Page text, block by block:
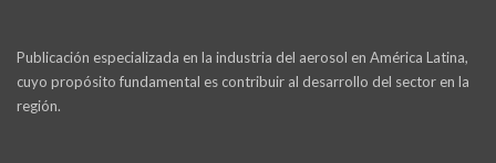
Publicación especializada en la industria del aerosol en América Latina,
cuyo propósito fundamental es contribuir al desarrollo del sector en la
región.